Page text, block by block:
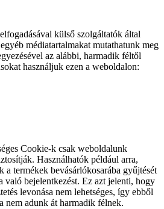
külső szolgáltatók által
médiatartalmakat mutathatunk meg
az alábbi, harmadik féltől
használjuk ezen a weboldalon:
Cookie-k csak weboldalunk
Használhatók például arra,
a termékek bevásárlókosarába gyűjtését
való bejelentkezést. Ez azt jelenti, hogy
levonása nem lehetséges, így ebből
nem adunk át harmadik félnek.